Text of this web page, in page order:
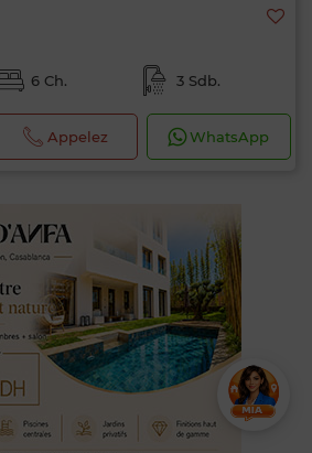
6 Ch. 3 Sdb.
Appelez WhatsApp